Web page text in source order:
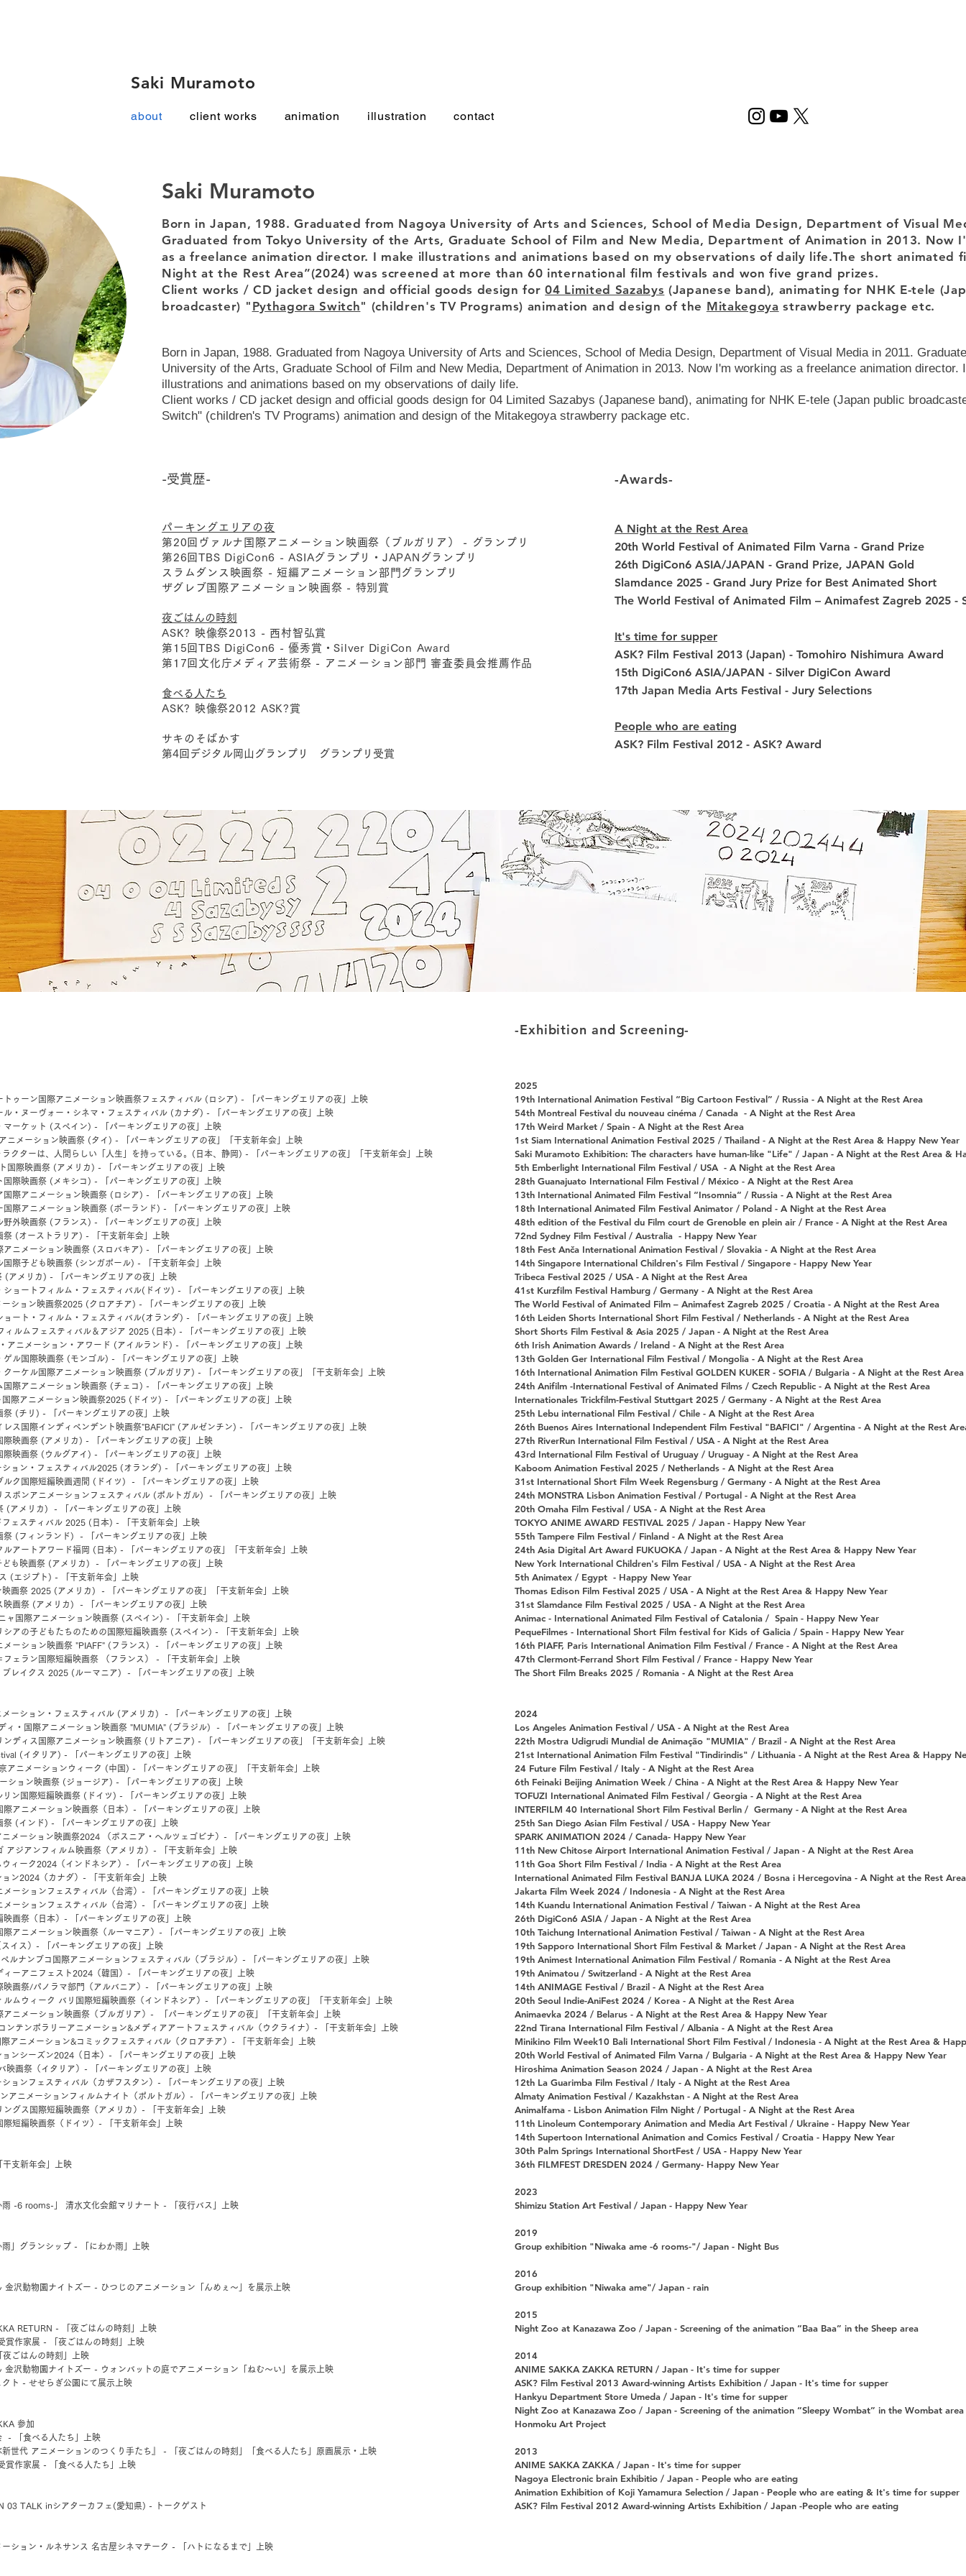
Saki Muramoto
about client works animation illustration contact
Saki Muramoto
Born in Japan, 1988. Graduated from Nagoya University of Arts and Sciences, School of Media Design, Department of Visual
Graduated from Tokyo University of the Arts, Graduate School of Film and New Media, Department of Animation in 2013. Now
as a freelance animation director. I make illustrations and animations based on my observations of daily life.The short animated
Night at the Rest Area”(2024) was screened at more than 60 international film festivals and won five grand prizes.
Client works / CD jacket design and official goods design for04 Limited Sazabys (Japanese band), animating for NHK E-tele
broadcaster) " Pythagora Switch" (children's TV Programs) animation and design of the Mitakegoya strawberry package etc.
Born in Japan, 1988. Graduated from Nagoya University of Arts and Sciences, School of Media Design, Department of Visual Media in 2011.
University of the Arts, Graduate School of Film and New Media, Department of Animation in 2013. Now I'm working as a freelance animation director.
illustrations and animations based on my observations of daily life.
Client works / CD jacket design and official goods design for 04 Limited Sazabys (Japanese band), animating for NHK E-tele (Japan public
Switch" (children's TV Programs) animation and design of the Mitakegoya strawberry package etc.
-受賞歴-
パーキングエリアの夜
第20回ヴァルナ国際アニメーション映画祭（ブルガリア） - グランプリ
第26回TBS DigiCon6 - ASIAグランプリ・JAPANグランプリ
スラムダンス映画祭 - 短編アニメーション部門グランプリ
​ザグレブ国際アニメーション映画祭 - 特別賞
夜ごはんの時刻
ASK? 映像祭2013 - 西村智弘賞
第15回TBS DigiCon6 - 優秀賞・Silver DigiCon Award
第17回文化庁メディア芸術祭 - アニメーション部門 審査委員会推薦作品
​食べる人たち
ASK? 映像祭2012 ASK?賞
​サキのそばかす
第4回デジタル岡山グランプリ グランプリ受賞
-Awards-
A Night at the Rest Area
20th World Festival of Animated Film Varna - Grand Prize
26th DigiCon6 ASIA/JAPAN - Grand Prize, JAPAN Gold
Slamdance 2025 - Grand Jury Prize for Best Animated Short
​The World Festival of Animated Film – Animafest Zagreb 2025 -
It's time for supper
ASK? Film Festival 2013 (Japan) - Tomohiro Nishimura Award
15th DigiCon6 ASIA/JAPAN - Silver DigiCon Award
17th Japan Media Arts Festival - Jury Selections
People who are eating
ASK? Film Festival 2012 - ASK? Award
トゥーン国際アニメーション映画祭フェスティバル (ロシア) - 「パーキングエリアの夜」上映
ル・ヌーヴォー・シネマ・フェスティバル (カナダ) - 「パーキングエリアの夜」上映
マーケット (スペイン) - 「パーキングエリアの夜」上映
ニメーション映画祭 (タイ) - 「パーキングエリアの夜」「干支新年会」上映
クターは、人間らしい「人生」を持っている。(日本、静岡) - 「パーキングエリアの夜」「干支新年会」上映
国際映画祭 (アメリカ) - 「パーキングエリアの夜」上映
国際映画祭 (メキシコ) - 「パーキングエリアの夜」上映
国際アニメーション映画祭 (ロシア) - 「パーキングエリアの夜」上映
国際アニメーション映画祭 (ポーランド) - 「パーキングエリアの夜」上映
野外映画祭 (フランス) - 「パーキングエリアの夜」上映
祭 (オーストラリア) - 「干支新年会」上映
アニメーション映画祭 (スロバキア) - 「パーキングエリアの夜」上映
国際子ども映画祭 (シンガポール) - 「干支新年会」上映
(アメリカ) - 「パーキングエリアの夜」上映
ショートフィルム・フェスティバル(ドイツ) - 「パーキングエリアの夜」上映
ション映画祭2025 (クロアチア) - 「パーキングエリアの夜」上映
ョート・フィルム・フェスティバル(オランダ) - 「パーキングエリアの夜」上映
ィルムフェスティバル＆アジア 2025 (日本) - 「パーキングエリアの夜」上映
アニメーション・アワード (アイルランド) - 「パーキングエリアの夜」上映
ゲル国際映画祭 (モンゴル) - 「パーキングエリアの夜」上映
クーケル国際アニメーション映画祭 (ブルガリア) - 「パーキングエリアの夜」「干支新年会」上映
国際アニメーション映画祭 (チェコ) - 「パーキングエリアの夜」上映
際アニメーション映画祭2025 (ドイツ) - 「パーキングエリアの夜」上映
祭 (チリ) - 「パーキングエリアの夜」上映
レス国際インディペンデント映画祭"BAFICI" (アルゼンチン) - 「パーキングエリアの夜」上映
際映画祭 (アメリカ) - 「パーキングエリアの夜」上映
際映画祭 (ウルグアイ) - 「パーキングエリアの夜」上映
ョン・フェスティバル2025 (オランダ) - 「パーキングエリアの夜」上映
ルク国際短編映画週間 (ドイツ)
- 「パーキングエリアの夜」上映
スボンアニメーションフェスティバル (ポルトガル)
- 「パーキングエリアの夜」上映
(アメリカ)
- 「パーキングエリアの夜」上映
フェスティバル 2025 (日本) - 「干支新年会」上映
祭 (フィンランド)
- 「パーキングエリアの夜」上映
ルアートアワード福岡 (日本) - 「パーキングエリアの夜」「干支新年会」上映
も映画祭 (アメリカ)
- 「パーキングエリアの夜」上映
(エジプト) - 「干支新年会」上映
映画祭 2025 (アメリカ)
- 「パーキングエリアの夜」「干支新年会」上映
映画祭 (アメリカ)
- 「パーキングエリアの夜」上映
ャ国際アニメーション映画祭 (スペイン) - 「干支新年会」上映
アの子どもたちのための国際短編映画祭 (スペイン) - 「干支新年会」上映
メーション映画祭 "PIAFF" (フランス)
- 「パーキングエリアの夜」上映
フェラン国際短編映画祭 （フランス） - 「干支新年会」上映
ブレイクス 2025 (ルーマニア)
- 「パーキングエリアの夜」上映
ーション・フェスティバル (アメリカ)
- 「パーキングエリアの夜」上映
ィ・国際アニメーション映画祭 "MUMIA" (ブラジル) - 「パーキングエリアの夜」上映
ンディス国際アニメーション映画祭 (リトアニア) - 「パーキングエリアの夜」「干支新年会」上映
(イタリア) - 「パーキングエリアの夜」上映
アニメーションウィーク (中国) - 「パーキングエリアの夜」「干支新年会」上映
ション映画祭 (ジョージア) - 「パーキングエリアの夜」上映
ン国際短編映画祭 (ドイツ) - 「パーキングエリアの夜」上映
際アニメーション映画祭（日本）- 「パーキングエリアの夜」上映
祭 (インド) - 「パーキングエリアの夜」上映
メーション映画祭2024 （ボスニア・ヘルツェゴビナ）- 「パーキングエリアの夜」上映
アジアンフィルム映画祭（アメリカ）- 「干支新年会」上映
ィーク2024（インドネシア）- 「パーキングエリアの夜」上映
ン2024（カナダ）- 「干支新年会」上映
メーションフェスティバル（台湾）- 「パーキングエリアの夜」上映
メーションフェスティバル（台湾）- 「パーキングエリアの夜」上映
映画祭（日本）- 「パーキングエリアの夜」上映
際アニメーション映画祭（ルーマニア）- 「パーキングエリアの夜」上映
イス）- 「パーキングエリアの夜」上映
ルナンブコ国際アニメーションフェスティバル（ブラジル）- 「パーキングエリアの夜」上映
ィーアニフェスト2024（韓国）- 「パーキングエリアの夜」上映
映画祭/パノラマ部門（アルバニア）- 「パーキングエリアの夜」上映
ルムウィーク バリ国際短編映画祭（インドネシア）- 「パーキングエリアの夜」「干支新年会」上映
アニメーション映画祭（ブルガリア）- 「パーキングエリアの夜」「干支新年会」上映
ンテンポラリーアニメーション&メディアアートフェスティバル（ウクライナ）- 「干支新年会」上映
アニメーション&コミックフェスティバル（クロアチア）- 「干支新年会」上映
ンシーズン2024（日本）- 「パーキングエリアの夜」上映
映画祭（イタリア）- 「パーキングエリアの夜」上映
ョンフェスティバル（カザフスタン）- 「パーキングエリアの夜」上映
アニメーションフィルムナイト（ポルトガル）- 「パーキングエリアの夜」上映
ングス国際短編映画祭（アメリカ）- 「干支新年会」上映
際短編映画祭（ドイツ）- 「干支新年会」上映
支新年会」上映
雨 -6 rooms-」 清水文化会館マリナート - 「夜行バス」上映
」グランシップ - 「にわか雨」上映
金沢動物園ナイトズー - ひつじのアニメーション「んめぇ〜」を展示上映
RETURN - 「夜ごはんの時刻」上映
賞作家展 - 「夜ごはんの時刻」上映
ごはんの時刻」上映
金沢動物園ナイトズー - ウォンバットの庭でアニメーション「ねむ〜い」を展示上映
ト - せせらぎ公園にて展示上映
参加
- 「食べる人たち」上映
世代 アニメーションのつくり手たち』 - 「夜ごはんの時刻」「食べる人たち」原画展示・上映
賞作家展 - 「食べる人たち」上映
03 TALK inシアターカフェ(愛知県) - トークゲスト
ション・ルネサンス 名古屋シネマテーク - 「ハトになるまで」上映
-Exhibition and Screening-
2025
​19th International Animation Festival “Big Cartoon Festival” / Russia - A Night at the Rest Area
54th Montreal Festival du nouveau cinéma / Canada - A Night at the Rest Area
17th Weird Market / Spain - A Night at the Rest Area
1st Siam International Animation Festival 2025 / Thailand - A Night at the Rest Area & Happy New Year
Saki Muramoto Exhibition: The characters have human-like "Life" / Japan - A Night at the Rest Area &
5th Emberlight International Film Festival / USA - A Night at the Rest Area
28th Guanajuato International Film Festival / México - A Night at the Rest Area
13th International Animated Film Festival “Insomnia“ / Russia - A Night at the Rest Area
18th International Animated Film Festival Animator / Poland - A Night at the Rest Area
48th edition of the Festival du Film court de Grenoble en plein air / France - A Night at the Rest Area
72nd Sydney Film Festival / Australia - Happy New Year
18th Fest Anča International Animation Festival / Slovakia - A Night at the Rest Area
14th Singapore International Children's Film Festival / Singapore - Happy New Year
Tribeca Festival 2025 / USA - A Night at the Rest Area
41st Kurzfilm Festival Hamburg / Germany - A Night at the Rest Area
The World Festival of Animated Film – Animafest Zagreb 2025 / Croatia - A Night at the Rest Area
16th Leiden Shorts International Short Film Festival / Netherlands - A Night at the Rest Area
Short Shorts Film Festival & Asia 2025 / Japan - A Night at the Rest Area
6th Irish Animation Awards / Ireland - A Night at the Rest Area
13th Golden Ger International Film Festival / Mongolia - A Night at the Rest Area
​16th International Animation Film Festival GOLDEN KUKER - SOFIA / Bulgaria - A Night at the Rest
24th Anifilm -International Festival of Animated Films / Czech Republic - A Night at the Rest Area
Internationales Trickfilm-Festival Stuttgart 2025 / Germany - A Night at the Rest Area
25th Lebu international Film Festival / Chile - A Night at the Rest Area
26th Buenos Aires International Independent Film Festival "BAFICI" / Argentina - A Night at the Rest
27th RiverRun International Film Festival / USA - A Night at the Rest Area
43rd International Film Festival of Uruguay / Uruguay - A Night at the Rest Area
Kaboom Animation Festival 2025 / Netherlands - A Night at the Rest Area
31st International Short Film Week Regensburg / Germany - A Night at the Rest Area
24th MONSTRA Lisbon Animation Festival / Portugal - A Night at the Rest Area
20th Omaha Film Festival / USA - A Night at the Rest Area
TOKYO ANIME AWARD FESTIVAL 2025 / Japan - Happy New Year
​55th Tampere Film Festival / Finland - A Night at the Rest Area
24th Asia Digital Art Award FUKUOKA / Japan - A Night at the Rest Area & Happy New Year
New York International Children's Film Festival / USA - A Night at the Rest Area
5th Animatex / Egypt - Happy New Year
Thomas Edison Film Festival 2025 / USA - A Night at the Rest Area & Happy New Year
31st Slamdance Film Festival 2025 / USA - A Night at the Rest Area
Animac - International Animated Film Festival of Catalonia / Spain - Happy New Year
PequeFilmes - International Short Film festival for Kids of Galicia / Spain - Happy New Year
16th PIAFF, Paris International Animation Film Festival / France - A Night at the Rest Area
47th Clermont-Ferrand Short Film Festival / France - Happy New Year
The Short Film Breaks 2025 / Romania - A Night at the Rest Area
2024
Los Angeles Animation Festival / USA - A Night at the Rest Area
22th Mostra Udigrudi Mundial de Animação "MUMIA" / Brazil - A Night at the Rest Area
21st International Animation Film Festival "Tindirindis" / Lithuania - A Night at the Rest Area & Happy
24 Future Film Festival / Italy - A Night at the Rest Area
​6th Feinaki Beijing Animation Week / China - A Night at the Rest Area & Happy New Year
TOFUZI International Animated Film Festival / Georgia - A Night at the Rest Area
INTERFILM 40 International Short Film Festival Berlin / Germany - A Night at the Rest Area
25th San Diego Asian Film Festival / USA - Happy New Year
SPARK ANIMATION 2024 / Canada- Happy New Year
11th New Chitose Airport International Animation Festival / Japan - A Night at the Rest Area
11th Goa Short Film Festival / India - A Night at the Rest Area
International Animated Film Festival BANJA LUKA 2024 / Bosna i Hercegovina - A Night at the Rest Area
Jakarta Film Week 2024 / Indonesia - A Night at the Rest Area
14th Kuandu International Animation Festival / Taiwan - A Night at the Rest Area
26th DigiCon6 ASIA / Japan - A Night at the Rest Area
10th Taichung International Animation Festival / Taiwan - A Night at the Rest Area
19th Sapporo International Short Film Festival & Market / Japan - A Night at the Rest Area
19th Animest International Animation Film Festival / Romania - A Night at the Rest Area
19th Animatou / Switzerland - A Night at the Rest Area
14th ANIMAGE Festival / Brazil - A Night at the Rest Area
20th Seoul Indie-AniFest 2024 / Korea - A Night at the Rest Area
Animaevka 2024 / Belarus - A Night at the Rest Area & Happy New Year
22nd Tirana International Film Festival / Albania - A Night at the Rest Area
Minikino Film Week10 Bali International Short Film Festival / Indonesia - A Night at the Rest Area &
20th World Festival of Animated Film Varna / Bulgaria - A Night at the Rest Area & Happy New Year
Hiroshima Animation Season 2024 / Japan - A Night at the Rest Area
12th La Guarimba Film Festival / Italy - A Night at the Rest Area
Almaty Animation Festival / Kazakhstan - A Night at the Rest Area
Animalfama - Lisbon Animation Film Night / Portugal - A Night at the Rest Area
11th Linoleum Contemporary Animation and Media Art Festival / Ukraine - Happy New Year
14th Supertoon International Animation and Comics Festival / Croatia - Happy New Year
30th Palm Springs International ShortFest / USA - Happy New Year
36th FILMFEST DRESDEN 2024 / Germany- Happy New Year
2023
Shimizu Station Art Festival / Japan - Happy New Year
2019
Group exhibition "Niwaka ame -6 rooms-"/ Japan - Night Bus
2016
Group exhibition "Niwaka ame"/ Japan - rain
2015
Night Zoo at Kanazawa Zoo / Japan - Screening of the animation “Baa Baa” in the Sheep area
2014
ANIME SAKKA ZAKKA RETURN / Japan - It's time for supper
ASK? Film Festival 2013 Award-winning Artists Exhibition / Japan - It's time for supper
Hankyu Department Store Umeda / Japan - It's time for supper
Night Zoo at Kanazawa Zoo / Japan - Screening of the animation “Sleepy Wombat” in the Wombat area
Honmoku Art Project
2013
ANIME SAKKA ZAKKA / Japan - It's time for supper
Nagoya Electronic brain Exhibitio / Japan - People who are eating
Animation Exhibition of Koji Yamamura Selection / Japan - People who are eating & It's time for supper
ASK? Film Festival 2012 Award-winning Artists Exhibition / Japan -People who are eating